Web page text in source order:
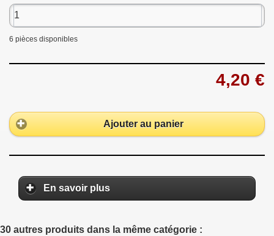
6 pièces disponibles
4,20 €
Ajouter au panier
En savoir plus
30 autres produits dans la même catégorie :